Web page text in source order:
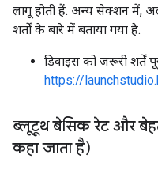
लागू होती हैं. अन्य सेक्शन में,
शर्तों के बारे में बताया गया है.
डिवाइस को ज़रूरी शर्तें
https://
ब्लूटूथ बेसिक रेट और
कहा जाता है)